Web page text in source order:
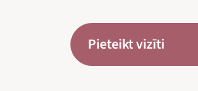
Pieteikt vizīti